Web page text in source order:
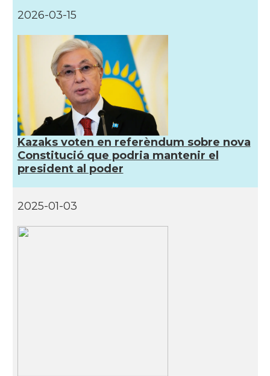
2026-03-15
Kazaks voten en referèndum sobre nova
Constitució que podria mantenir el
president al poder
2025-01-03